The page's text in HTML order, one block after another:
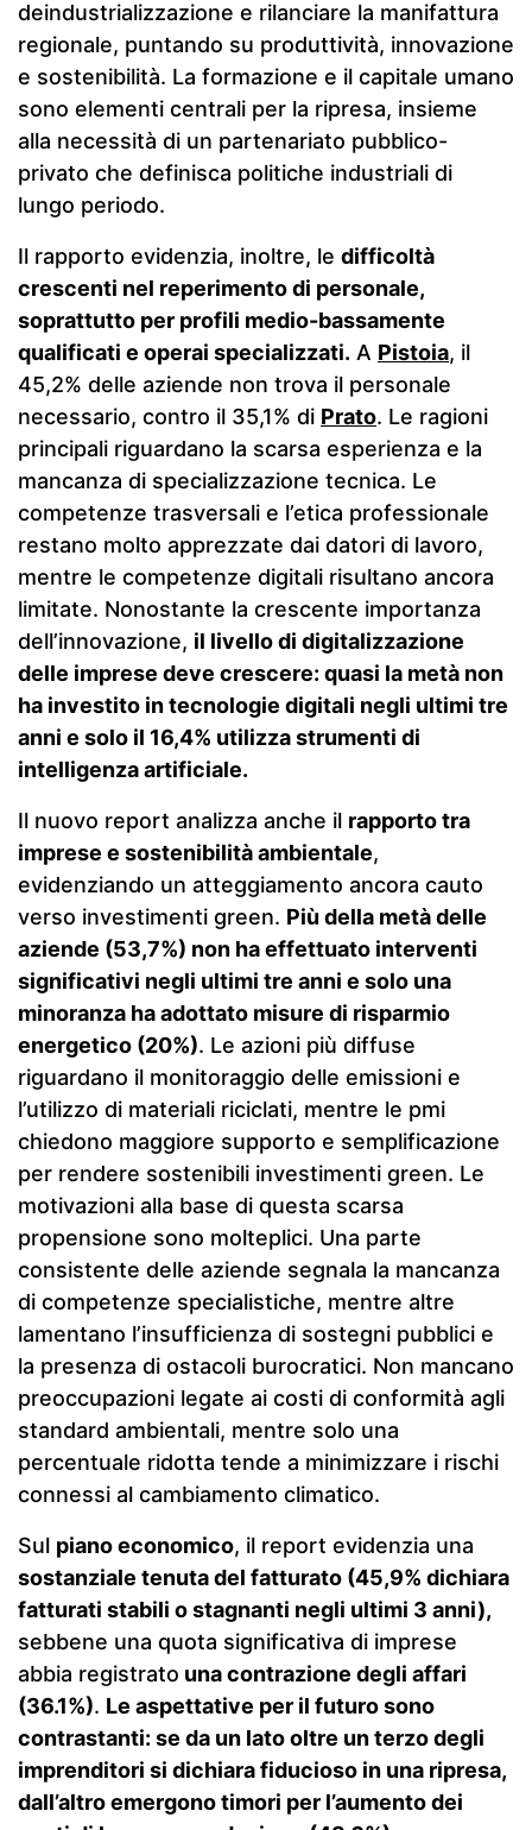
deindustrializzazione e rilanciare la manifattura
regionale, puntando su produttività, innovazione
e sostenibilità. La formazione e il capitale umano
sono elementi centrali per la ripresa, insieme
alla necessità di un partenariato pubblico-
privato che definisca politiche industriali di
lungo periodo.
Il rapporto evidenzia, inoltre, le difficoltà
crescenti nel reperimento di personale,
soprattutto per profili medio-bassamente
qualificati e operai specializzati. A Pistoia, il
45,2% delle aziende non trova il personale
necessario, contro il 35,1% di Prato. Le ragioni
principali riguardano la scarsa esperienza e la
mancanza di specializzazione tecnica. Le
competenze trasversali e l’etica professionale
restano molto apprezzate dai datori di lavoro,
mentre le competenze digitali risultano ancora
limitate. Nonostante la crescente importanza
dell’innovazione, il livello di digitalizzazione
delle imprese deve crescere: quasi la metà non
ha investito in tecnologie digitali negli ultimi tre
anni e solo il 16,4% utilizza strumenti di
intelligenza artificiale.
Il nuovo report analizza anche il rapporto tra
imprese e sostenibilità ambientale,
evidenziando un atteggiamento ancora cauto
verso investimenti green. Più della metà delle
aziende (53,7%) non ha effettuato interventi
significativi negli ultimi tre anni e solo una
minoranza ha adottato misure di risparmio
energetico (20%). Le azioni più diffuse
riguardano il monitoraggio delle emissioni e
l’utilizzo di materiali riciclati, mentre le pmi
chiedono maggiore supporto e semplificazione
per rendere sostenibili investimenti green. Le
motivazioni alla base di questa scarsa
propensione sono molteplici. Una parte
consistente delle aziende segnala la mancanza
di competenze specialistiche, mentre altre
lamentano l’insufficienza di sostegni pubblici e
la presenza di ostacoli burocratici. Non mancano
preoccupazioni legate ai costi di conformità agli
standard ambientali, mentre solo una
percentuale ridotta tende a minimizzare i rischi
connessi al cambiamento climatico.
Sul piano economico, il report evidenzia una
sostanziale tenuta del fatturato (45,9% dichiara
fatturati stabili o stagnanti negli ultimi 3 anni),
sebbene una quota significativa di imprese
abbia registrato una contrazione degli affari
(36.1%). Le aspettative per il futuro sono
contrastanti: se da un lato oltre un terzo degli
imprenditori si dichiara fiducioso in una ripresa,
dall’altro emergono timori per l’aumento dei